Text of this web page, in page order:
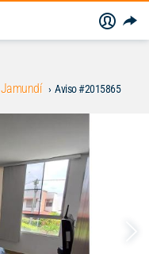
Jamundí Aviso #2015865